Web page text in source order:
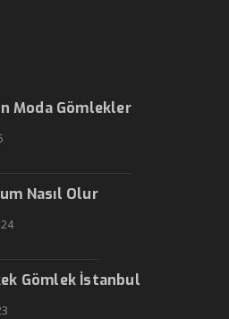
Moda Gömlekler
Nasıl Olur
Gömlek İstanbul